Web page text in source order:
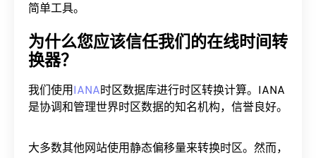
简单工具。
为什么您应该信任我们的在线时间转
换器？
我们使用IANA时区数据库进行时区转换计算。IANA
是协调和管理世界时区数据的知名机构，信誉良好。
大多数其他网站使用静态偏移量来转换时区。然而，